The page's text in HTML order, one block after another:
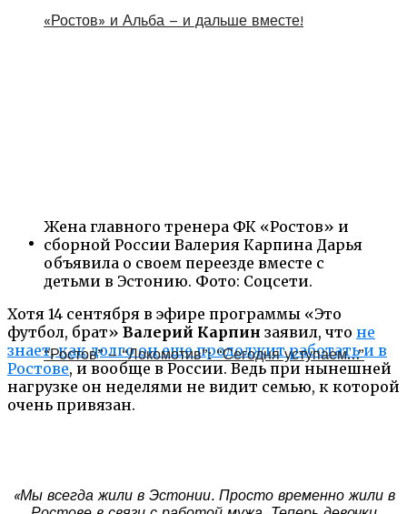
Жена главного тренера ФК «Ростов» и
сборной России Валерия Карпина Дарья
объявила о своем переезде вместе с
детьми в Эстонию. Фото: Соцсети.
Хотя 14 сентября в эфире программы «Это
футбол, брат» Валерий Карпин заявил, что не
знает, как долго он еще продолжит работать и в
Ростове, и вообще в России. Ведь при нынешней
нагрузке он неделями не видит семью, к которой
очень привязан.
«Мы всегда жили в Эстонии. Просто временно жили в
«Ростов» и Альба – и дальше вместе!
“Ростов” – “Локомотив”: “Сегодня уступаем…”